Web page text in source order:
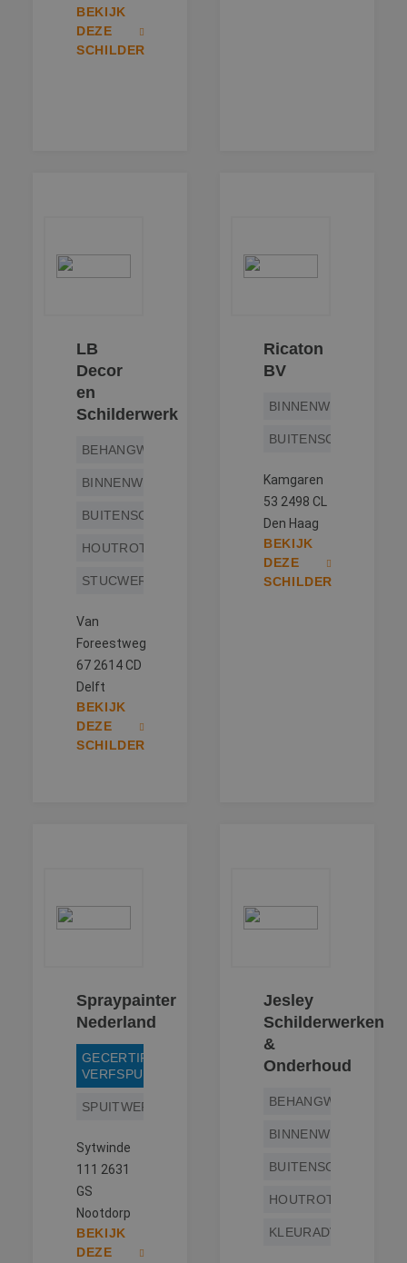
BEKIJK
DEZE
SCHILDER
LB
Decor
en
Schilderwerk
BEHANGWERK
BINNENWERK
BUITENSCHILDERWERK
HOUTROTREPARATIE
STUCWERK
Van
Foreestweg
67 2614 CD
Delft
BEKIJK
DEZE
SCHILDER
Ricaton
BV
BINNENWERK
Kamgaren
53 2498 CL
Den Haag
BEKIJK
DEZE
SCHILDER
Spraypainter
Nederland
GECERTIFICEERD
VERFSPUITER
SPUITWERK
Sytwinde
111 2631
GS
Nootdorp
BEKIJK
DEZE
Jesley
Schilderwerken
&
Onderhoud
BEHANGWERK
BINNENWERK
HOUTROTREPARATIE
KLEURADVIES